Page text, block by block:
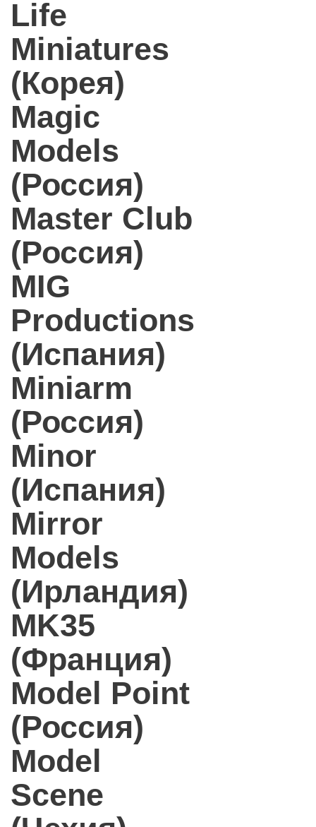
Life
Miniatures
(Корея)
Magic
Models
(Россия)
Master Club
(Россия)
MIG
Productions
(Испания)
Miniarm
(Россия)
Minor
(Испания)
Mirror
Models
(Ирландия)
MK35
(Франция)
Model Point
(Россия)
Model
Scene